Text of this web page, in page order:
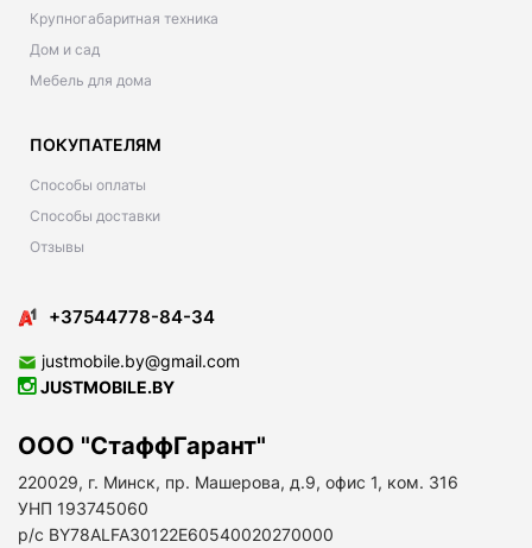
Крупногабаритная техника
Дом и сад
Мебель для дома
ПОКУПАТЕЛЯМ
Способы оплаты
Способы доставки
Отзывы
+37544778-84-34
justmobile.by@gmail.com
JUSTMOBILE.BY
ООО "СтаффГарант"
220029, г. Минск, пр. Машерова, д.9, офис 1, ком. 316
УНП 193745060
р/с BY78ALFA30122E60540020270000